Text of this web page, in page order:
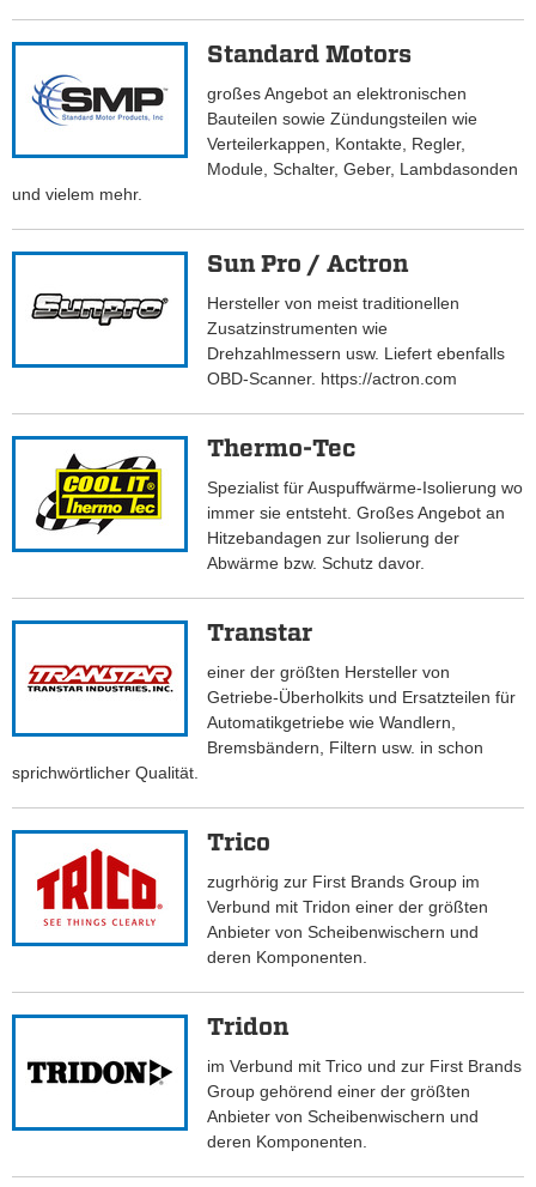
Standard Motors
großes Angebot an elektronischen
Bauteilen sowie Zündungsteilen wie
Verteilerkappen, Kontakte, Regler,
Module, Schalter, Geber, Lambdasonden
und vielem mehr.
Sun Pro / Actron
Hersteller von meist traditionellen
Zusatzinstrumenten wie
Drehzahlmessern usw. Liefert ebenfalls
OBD-Scanner. https://actron.com
Thermo-Tec
Spezialist für Auspuffwärme-Isolierung wo
immer sie entsteht. Großes Angebot an
Hitzebandagen zur Isolierung der
Abwärme bzw. Schutz davor.
Transtar
einer der größten Hersteller von
Getriebe-Überholkits und Ersatzteilen für
Automatikgetriebe wie Wandlern,
Bremsbändern, Filtern usw. in schon
sprichwörtlicher Qualität.
Trico
zugrhörig zur First Brands Group im
Verbund mit Tridon einer der größten
Anbieter von Scheibenwischern und
deren Komponenten.
Tridon
im Verbund mit Trico und zur First Brands
Group gehörend einer der größten
Anbieter von Scheibenwischern und
deren Komponenten.